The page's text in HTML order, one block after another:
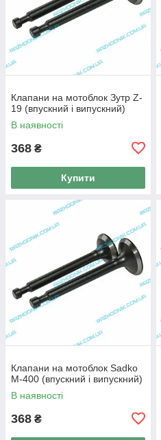
Клапани на мотоблок Зутр Z-
19 (впускний і випускний)
В наявності
368 ₴
Купити
Клапани на мотоблок Sadko
M-400 (впускний і випускний)
В наявності
368 ₴